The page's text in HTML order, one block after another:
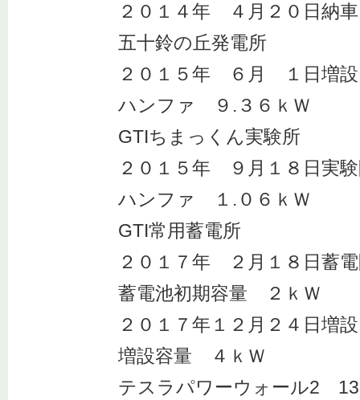
２０１４年 ４月２０日納車
五十鈴の丘発電所
２０１５年 ６月 １日増設
ハンファ ９.３６ｋＷ
GTIちまっくん実験所
２０１５年 ９月１８日実
ハンファ １.０６ｋＷ
GTI常用蓄電所
２０１７年 ２月１８日蓄
蓄電池初期容量 ２ｋＷ
２０１７年１２月２４日増設
増設容量 ４ｋＷ
テスラパワーウォール2